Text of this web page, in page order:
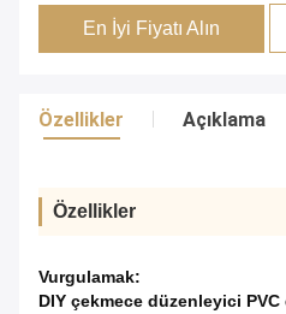
En İyi Fiyatı Alın
Özellikler Açıklama
Özellikler
Vurgulamak:
DIY çekmece düzenleyici